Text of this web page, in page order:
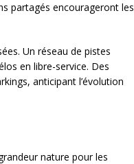
partagés encourageront les
Un réseau de pistes
en libre-service. Des
anticipant l’évolution
nature pour les